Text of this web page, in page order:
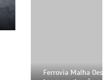
a São Paulo, pode
atraso mantém
e acidentes